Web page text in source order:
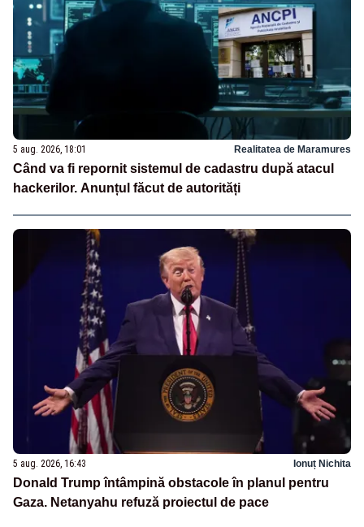
5 aug. 2026, 18:01 Realitatea de Maramures
Când va fi repornit sistemul de cadastru după atacul
hackerilor. Anunțul făcut de autorități
5 aug. 2026, 16:43 Ionuț Nichita
Donald Trump întâmpină obstacole în planul pentru
Gaza. Netanyahu refuză proiectul de pace